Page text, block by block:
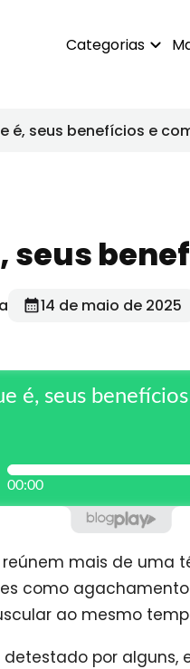
Categorias
é, seus benefícios e
seus
14 de maio de 2025
mais de uma
como
ao mesmo
por